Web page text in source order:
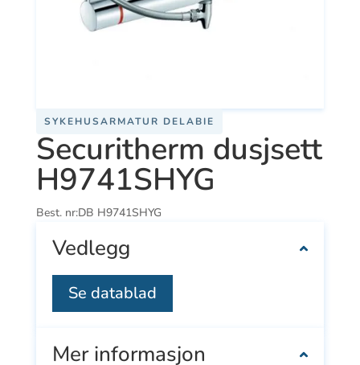
SYKEHUSARMATUR DELABIE
Securitherm dusjsett
H9741SHYG
Best. nr:DB H9741SHYG
Vedlegg
Se datablad
Mer informasjon